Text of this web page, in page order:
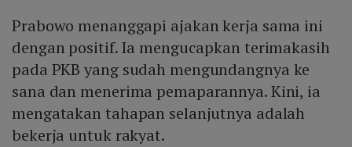
Prabowo menanggapi ajakan kerja sama ini
dengan positif. Ia mengucapkan terimakasih
pada PKB yang sudah mengundangnya ke
sana dan menerima pemaparannya. Kini, ia
mengatakan tahapan selanjutnya adalah
bekerja untuk rakyat.